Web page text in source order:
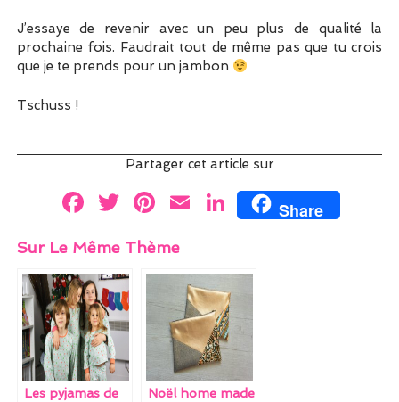
J’essaye de revenir avec un peu plus de qualité la
prochaine fois. Faudrait tout de même pas que tu crois
que je te prends pour un jambon
Tschuss !
Partager cet article sur
F
ce
b
o
o
k
T
w
itt
er
Pi
er
es
t
E
l
Li
n
dI
n
Share
Sur Le Même Thème
Les pyjamas de
Noël home made